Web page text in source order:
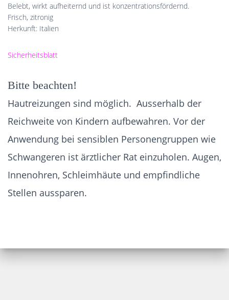
Belebt, wirkt aufheiternd und ist konzentrationsfördernd.
Frisch, zitronig
Herkunft: Italien
Sicherheitsblatt
Bitte beachten!
Hautreizungen sind möglich. Ausserhalb der
Reichweite von Kindern aufbewahren. Vor der
Anwendung bei sensiblen Personengruppen wie
Schwangeren ist ärztlicher Rat einzuholen. Augen,
Innenohren, Schleimhäute und empfindliche
Stellen aussparen.